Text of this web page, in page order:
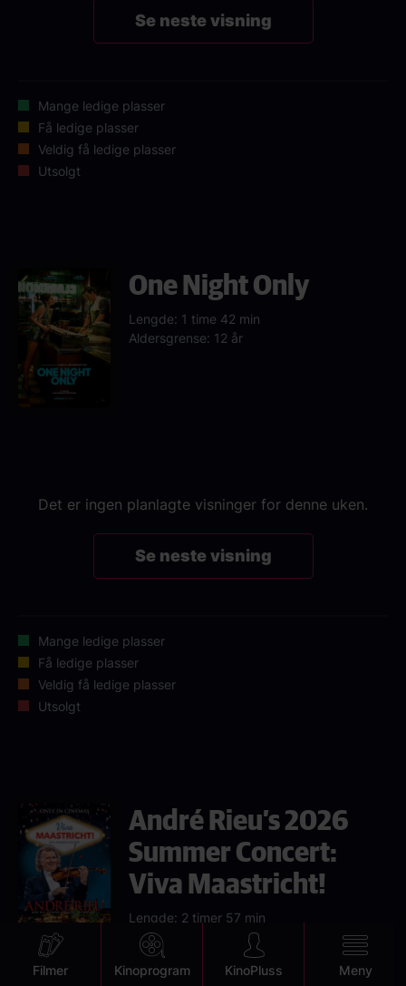
Mobile
Filmer Kinoprogram KinoPluss Meny
Se neste visning
Mange ledige plasser
Få ledige plasser
Veldig få ledige plasser
Utsolgt
One Night Only
Lengde: 1 time 42 min
Aldersgrense: 12 år
Det er ingen planlagte visninger for denne uken.
Se neste visning
Mange ledige plasser
Få ledige plasser
Veldig få ledige plasser
Utsolgt
André Rieu’s 2026
Summer Concert:
Viva Maastricht!
Lengde: 2 timer 57 min
Aldersgrense: 6 år